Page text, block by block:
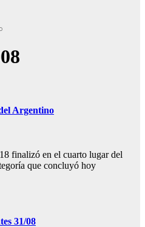
Argentino
finalizó en el cuarto lugar del
que concluyó hoy
31/08